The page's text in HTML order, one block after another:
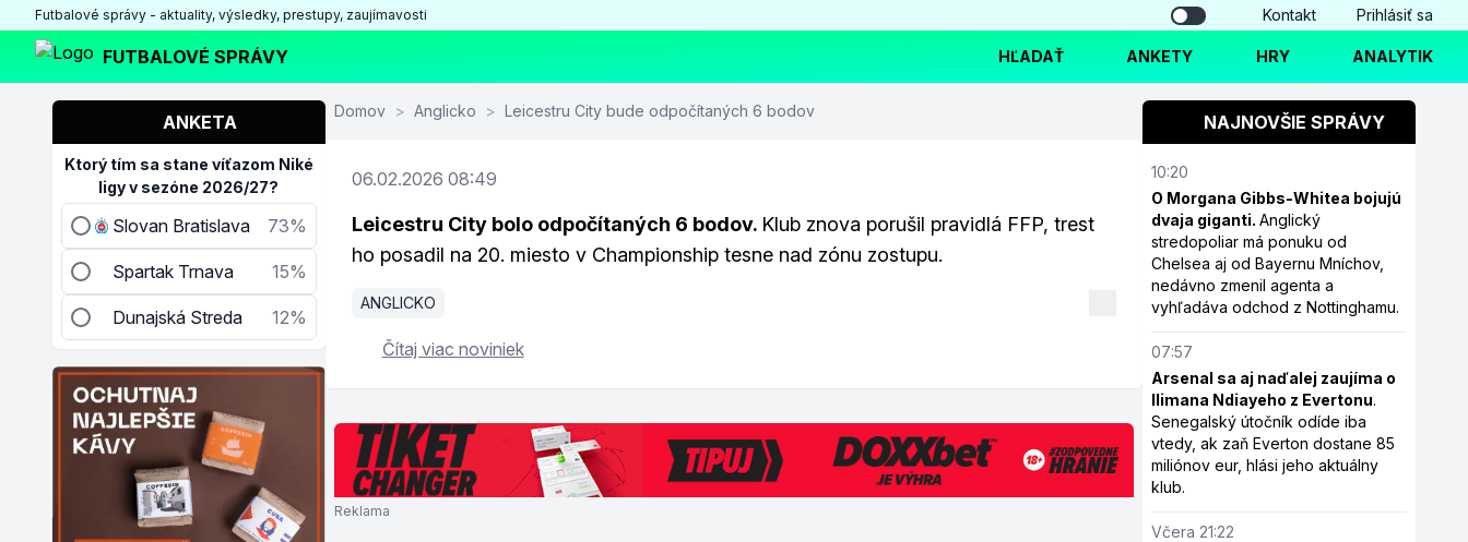
Futbalové správy - aktuality, výsledky, prestupy, zaujímavosti Kontakt Prihlásiť sa
FUTBALOVÉ SPRÁVY HĽADAŤ ANKETY HRY ANALYTIK
ANKETA
Ktorý tím sa stane víťazom Niké
ligy v sezóne 2026/27?
Slovan Bratislava 73%
Spartak Trnava 15%
Dunajská Streda 12%
Domov > Anglicko > Leicestru City bude odpočítaných 6 bodov
06.02.2026 08:49
Leicestru City bolo odpočítaných 6 bodov. Klub znova porušil pravidlá FFP, trest
ho posadil na 20. miesto v Championship tesne nad zónu zostupu.
ANGLICKO
Čítaj viac noviniek
Reklama
NAJNOVŠIE SPRÁVY
10:20
O Morgana Gibbs-Whitea bojujú
dvaja giganti.Anglický
stredopoliar má ponuku od
Chelsea aj od Bayernu Mníchov,
nedávno zmenil agenta a
vyhľadáva odchod z Nottinghamu.
07:57
Arsenal sa aj naďalej zaujíma o
Ilimana Ndiayeho z Evertonu.
Senegalský útočník odíde iba
vtedy, ak zaň Everton dostane 85
miliónov eur, hlási jeho aktuálny
klub.
Včera 21:22